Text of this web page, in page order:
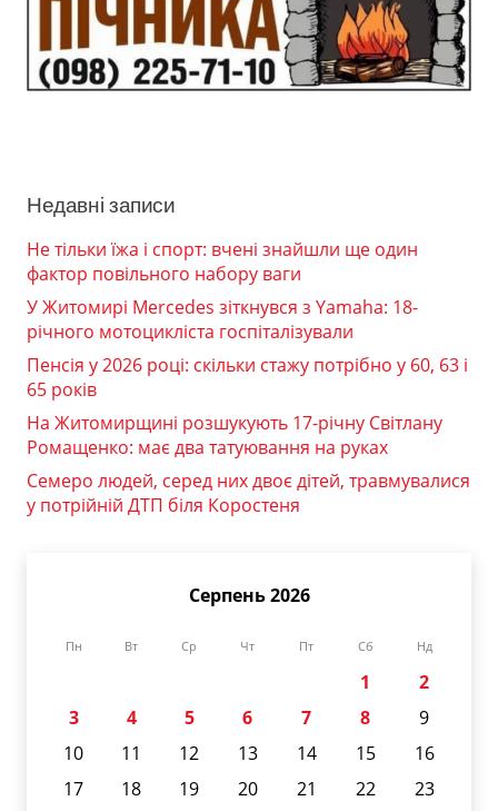
Недавні записи
Не тільки їжа і спорт: вчені знайшли ще один
фактор повільного набору ваги
У Житомирі Mercedes зіткнувся з Yamaha: 18-
річного мотоцикліста госпіталізували
Пенсія у 2026 році: скільки стажу потрібно у 60, 63 і
65 років
На Житомирщині розшукують 17-річну Світлану
Ромащенко: має два татуювання на руках
Семеро людей, серед них двоє дітей, травмувалися
у потрійній ДТП біля Коростеня
Серпень 2026
Пн Вт Ср Чт Пт Сб Нд
1
2
3
4 5 6 7 8
9
10
11 12 13 14 15
16
17
18 19 20 21 22
23